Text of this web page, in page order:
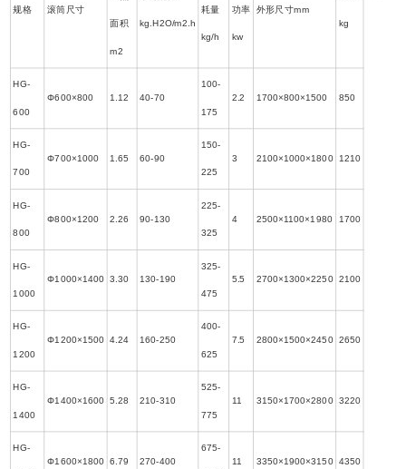
规格 滚筒尺寸
面积
m2
kg.H2O/m2.h
耗量
kg/h
功率
kw
外形尺寸mm
kg
HG-
600
Φ600×800 1.12 40-70
100-
175
2.2 1700×800×1500 850
HG-
700
Φ700×1000 1.65 60-90
150-
225
3 2100×1000×1800 1210
HG-
800
Φ800×1200 2.26 90-130
225-
325
4 2500×1100×1980 1700
HG-
1000
Φ1000×1400 3.30 130-190
325-
475
5.5 2700×1300×2250 2100
HG-
1200
Φ1200×1500 4.24 160-250
400-
625
7.5 2800×1500×2450 2650
HG-
1400
Φ1400×1600 5.28 210-310
525-
775
11 3150×1700×2800 3220
HG-
Φ1600×1800 6.79 270-400
675-
11 3350×1900×3150 4350